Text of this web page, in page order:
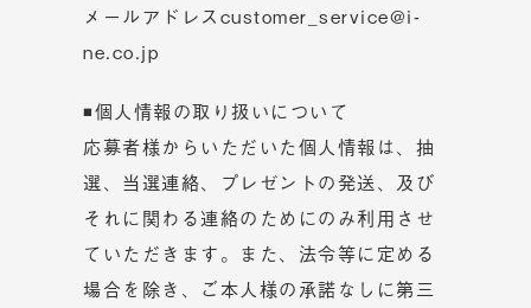
メールアドレスcustomer_service@i-
ne.co.jp
◾個人情報の取り扱いについて
応募者様からいただいた個人情報は、抽
選、当選連絡、プレゼントの発送、及び
それに関わる連絡のためにのみ利用させ
ていただきます。また、法令等に定める
場合を除き、ご本人様の承諾なしに第三